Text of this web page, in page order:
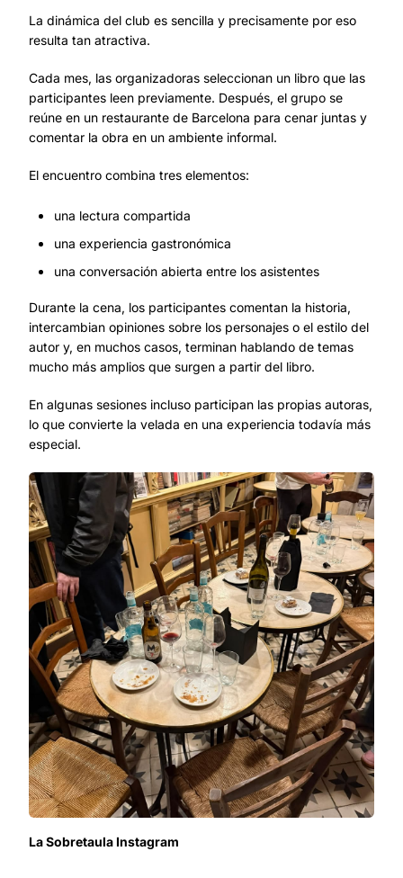
La dinámica del club es sencilla y precisamente por eso
resulta tan atractiva.
Cada mes, las organizadoras seleccionan un libro que las
participantes leen previamente. Después, el grupo se
reúne en un restaurante de Barcelona para cenar juntas y
comentar la obra en un ambiente informal.
El encuentro combina tres elementos:
una lectura compartida
una experiencia gastronómica
una conversación abierta entre los asistentes
Durante la cena, los participantes comentan la historia,
intercambian opiniones sobre los personajes o el estilo del
autor y, en muchos casos, terminan hablando de temas
mucho más amplios que surgen a partir del libro.
En algunas sesiones incluso participan las propias autoras,
lo que convierte la velada en una experiencia todavía más
especial.
La Sobretaula Instagram